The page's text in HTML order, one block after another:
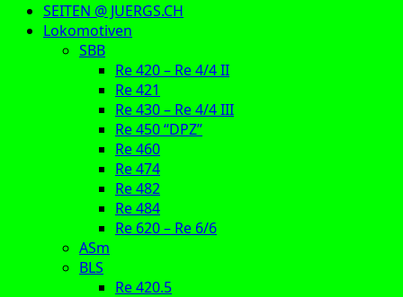
SEITEN @ JUERGS.CH
Lokomotiven
SBB
Re 420 – Re 4/4 II
Re 421
Re 430 – Re 4/4 III
Re 450 “DPZ”
Re 460
Re 474
Re 482
Re 484
Re 620 – Re 6/6
ASm
BLS
Re 420.5